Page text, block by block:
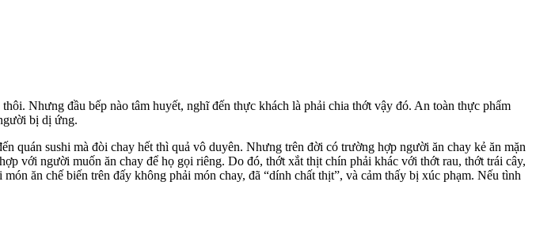
Nhưng đầu bếp nào tâm huyết, nghĩ đến thực khách là phải chia thớt vậy đó. An toàn thực phẩm
bị dị ứng.
quán sushi mà đòi chay hết thì quả vô duyên. Nhưng trên đời có trường hợp người ăn chay kẻ ăn mặn
với người muốn ăn chay để họ gọi riêng. Do đó, thớt xắt thịt chín phải khác với thớt rau, thớt trái cây,
ăn chế biến trên đấy không phải món chay, đã “dính chất thịt”, và cảm thấy bị xúc phạm. Nếu tình